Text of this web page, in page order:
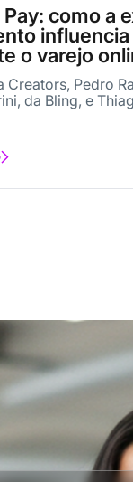
como a
influencia
o varejo
Creators, Pedro
da Bling, e